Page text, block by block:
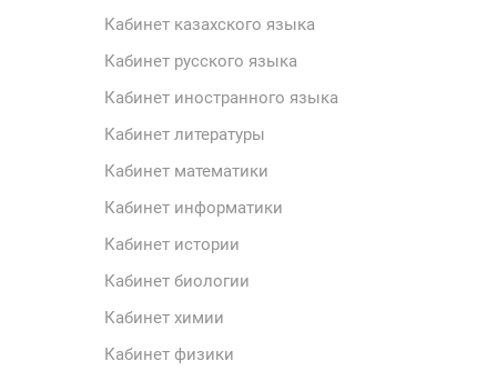
Кабинет казахского языка
Кабинет русского языка
Кабинет иностранного языка
Кабинет литературы
Кабинет математики
Кабинет информатики
Кабинет истории
Кабинет биологии
Кабинет химии
Кабинет физики